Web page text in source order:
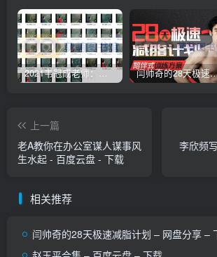
2021韦冠成老师：韦氏天星风水《秘传二十四山吉凶占断要法》 – 百度云盘 – 下载 闫帅奇的28天极速减脂计
上一篇
老A教你在办公室谋人谋事风
生水起 - 百度云盘 - 下载
李欣频
相关推荐
闫帅奇的28天极速减脂计划 – 网盘分享 –